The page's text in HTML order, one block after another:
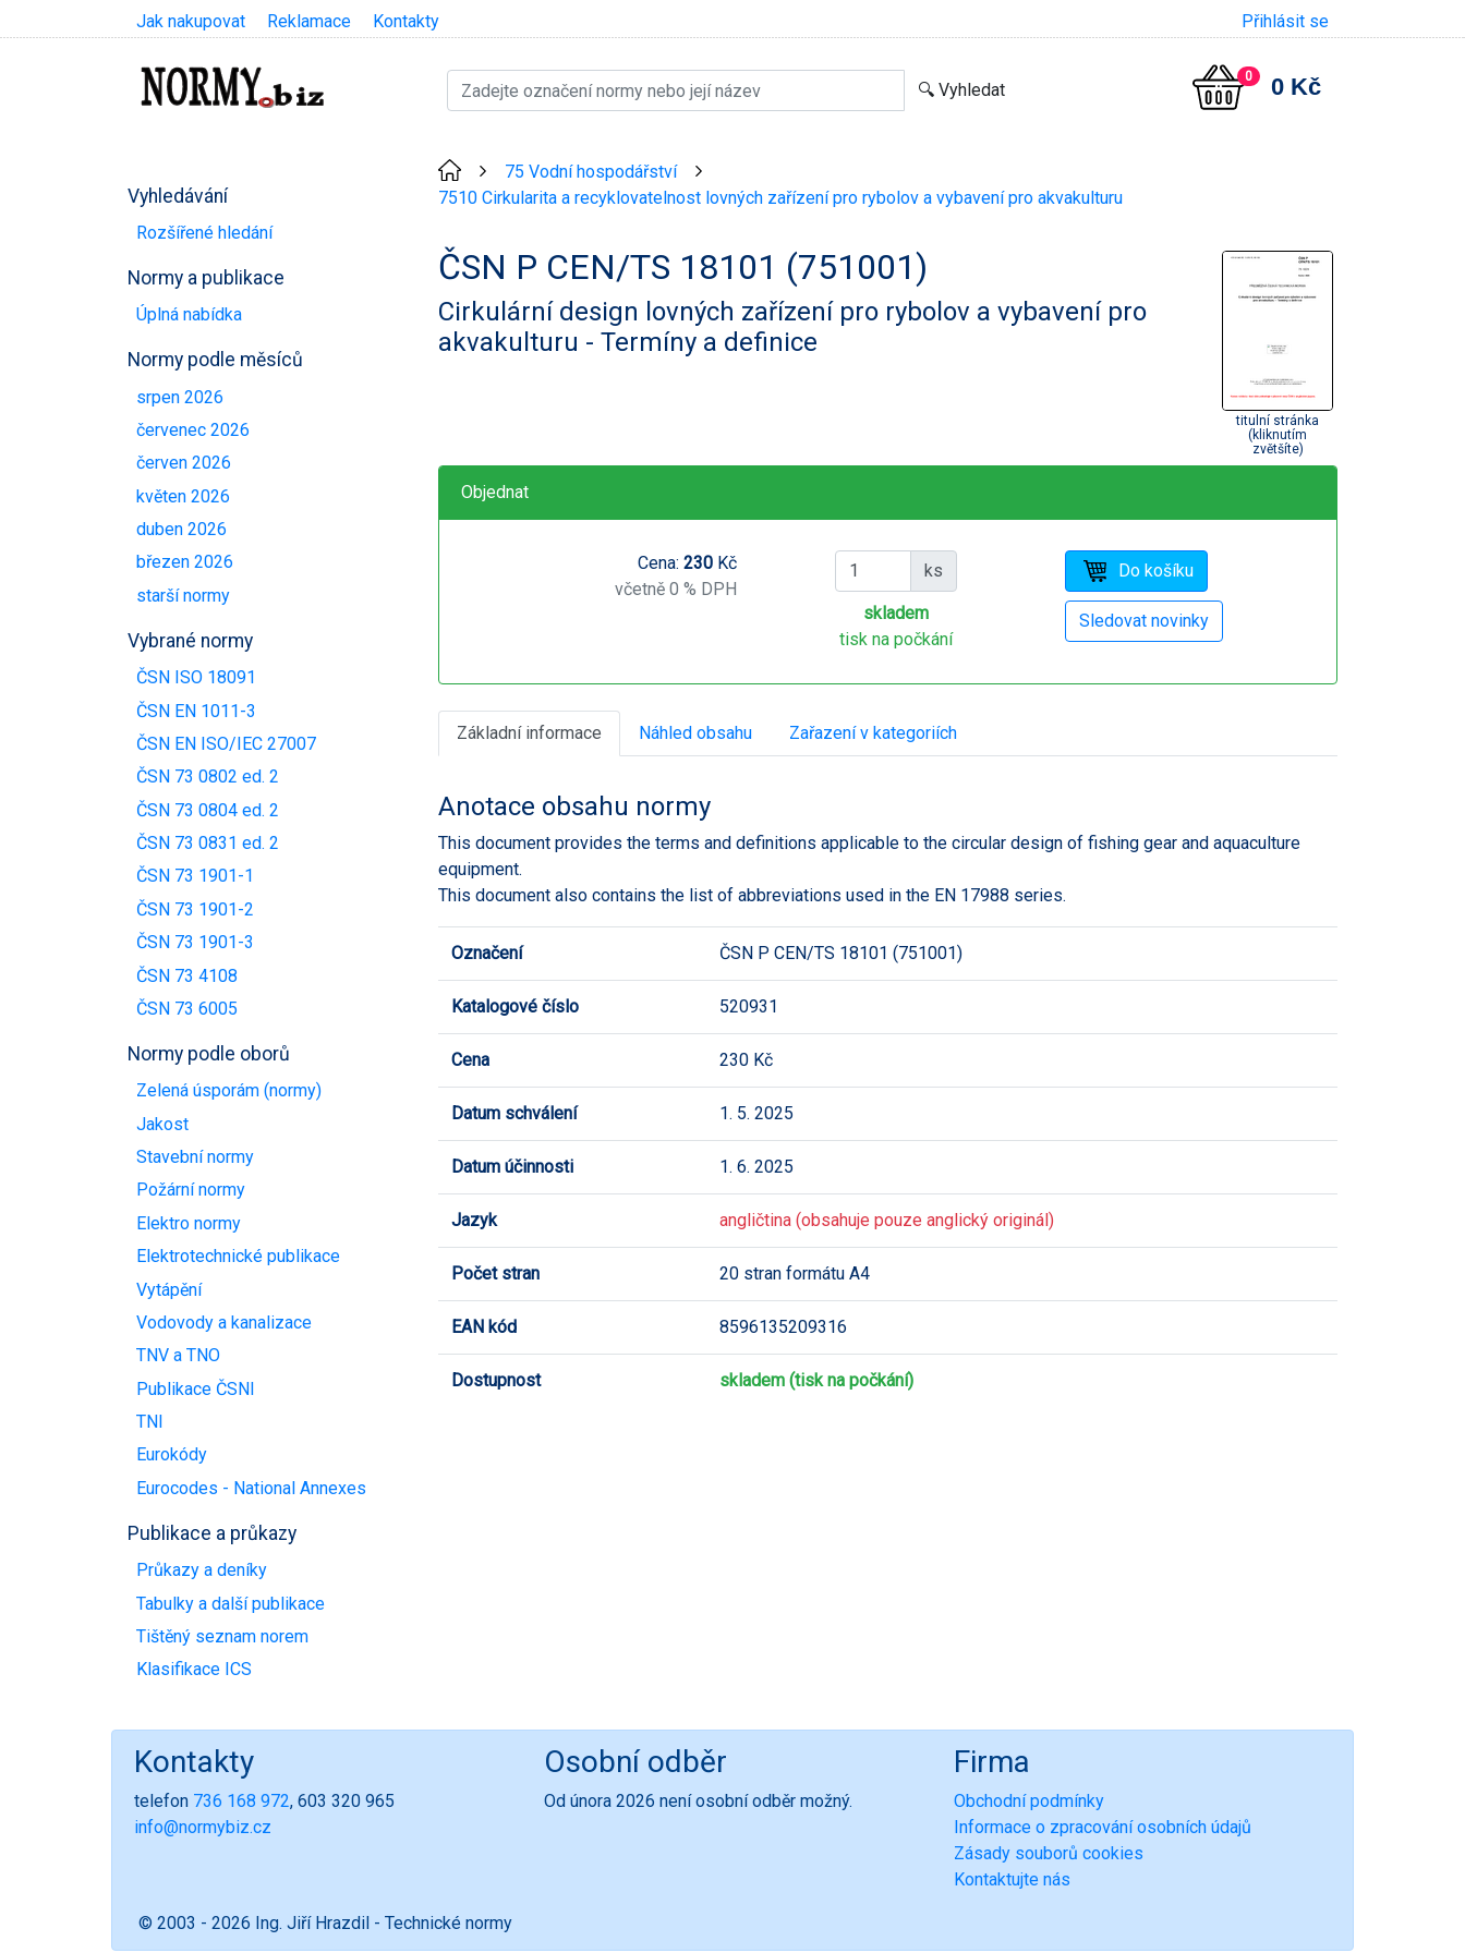
Jak nakupovat Reklamace Kontakty Přihlásit se
0 0 Kč
Vyhledávání
Rozšířené hledání
Normy a publikace
Úplná nabídka
Normy podle měsíců
srpen 2026
červenec 2026
červen 2026
květen 2026
duben 2026
březen 2026
starší normy
Vybrané normy
ČSN ISO 18091
ČSN EN 1011-3
ČSN EN ISO/IEC 27007
ČSN 73 0802 ed. 2
ČSN 73 0804 ed. 2
ČSN 73 0831 ed. 2
ČSN 73 1901-1
ČSN 73 1901-2
ČSN 73 1901-3
ČSN 73 4108
ČSN 73 6005
Normy podle oborů
Zelená úsporám (normy)
Jakost
Stavební normy
Požární normy
Elektro normy
Elektrotechnické publikace
Vytápění
Vodovody a kanalizace
TNV a TNO
Publikace ČSNI
TNI
Eurokódy
Eurocodes - National Annexes
Publikace a průkazy
Průkazy a deníky
Tabulky a další publikace
Tištěný seznam norem
Klasifikace ICS
75 Vodní hospodářství
7510 Cirkularita a recyklovatelnost lovných zařízení pro rybolov a vybavení pro akvakulturu
ČSN P CEN/TS 18101 (751001)
Cirkulární design lovných zařízení pro rybolov a vybavení pro
akvakulturu - Termíny a definice
titulní stránka
(kliknutím
zvětšíte)
Objednat
Cena: 230Kč
včetně 0 % DPH
ks
skladem
tisk na počkání
Základní informace Náhled obsahu Zařazení v kategoriích
Anotace obsahu normy
This document provides the terms and definitions applicable to the circular design of fishing gear and aquaculture
equipment.
This document also contains the list of abbreviations used in the EN 17988 series.
Označení ČSN P CEN/TS 18101 (751001)
Katalogové číslo 520931
Cena 230 Kč
Datum schválení 1. 5. 2025
Datum účinnosti 1. 6. 2025
Jazyk angličtina (obsahuje pouze anglický originál)
Počet stran 20 stran formátu A4
EAN kód 8596135209316
Dostupnost skladem (tisk na počkání)
Kontakty
telefon 736 168 972, 603 320 965
info@normybiz.cz
Osobní odběr
Od února 2026 není osobní odběr možný.
Firma
Obchodní podmínky
Informace o zpracování osobních údajů
Zásady souborů cookies
Kontaktujte nás
© 2003 - 2026 Ing. Jiří Hrazdil - Technické normy